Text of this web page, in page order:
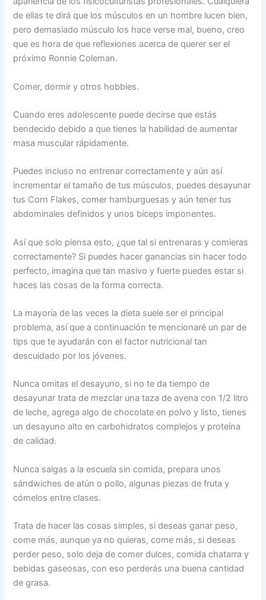
de ellas te dirá que los músculos en un hombre lucen bien,
pero demasiado músculo los hace verse mal, bueno, creo
que es hora de que reflexiones acerca de querer ser el
próximo Ronnie Coleman.
Comer, dormir y otros hobbies.
Cuando eres adolescente puede decirse que estás
bendecido debido a que tienes la habilidad de aumentar
masa muscular rápidamente.
Puedes incluso no entrenar correctamente y aún así
incrementar el tamaño de tus músculos, puedes desayunar
tus Corn Flakes, comer hamburguesas y aún tener tus
abdominales definidos y unos bíceps imponentes.
Así que solo piensa esto, ¿que tal si entrenaras y comieras
correctamente? Si puedes hacer ganancias sin hacer todo
perfecto, imagina que tan masivo y fuerte puedes estar si
haces las cosas de la forma correcta.
La mayoría de las veces la dieta suele ser el principal
problema, así que a continuación te mencionaré un par de
tips que te ayudarán con el factor nutricional tan
descuidado por los jóvenes.
Nunca omitas el desayuno, si no te da tiempo de
desayunar trata de mezclar una taza de avena con 1/2 litro
de leche, agrega algo de chocolate en polvo y listo, tienes
un desayuno alto en carbohidratos complejos y proteína
de calidad.
Nunca salgas a la escuela sin comida, prepara unos
sándwiches de atún o pollo, algunas piezas de fruta y
cómelos entre clases.
Trata de hacer las cosas simples, si deseas ganar peso,
come más, aunque ya no quieras, come más, si deseas
perder peso, solo deja de comer dulces, comida chatarra y
bebidas gaseosas, con eso perderás una buena cantidad
de grasa.